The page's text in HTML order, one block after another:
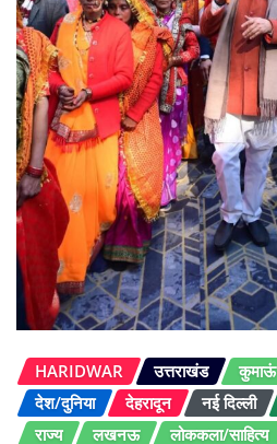
HARIDWAR उत्तराखंड कुमाऊं
देश/दुनिया
देहरादून नई दिल्ली
राज्य
लखनऊ लोककला/साहित्य